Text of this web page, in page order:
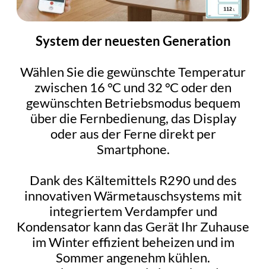
System der neuesten Generation
Wählen Sie die gewünschte Temperatur
zwischen 16 °C und 32 °C oder den
gewünschten Betriebsmodus bequem
über die Fernbedienung, das Display
oder aus der Ferne direkt per
Smartphone.
Dank des Kältemittels R290 und des
innovativen Wärmetauschsystems mit
integriertem Verdampfer und
Kondensator kann das Gerät Ihr Zuhause
im Winter effizient beheizen und im
Sommer angenehm kühlen.